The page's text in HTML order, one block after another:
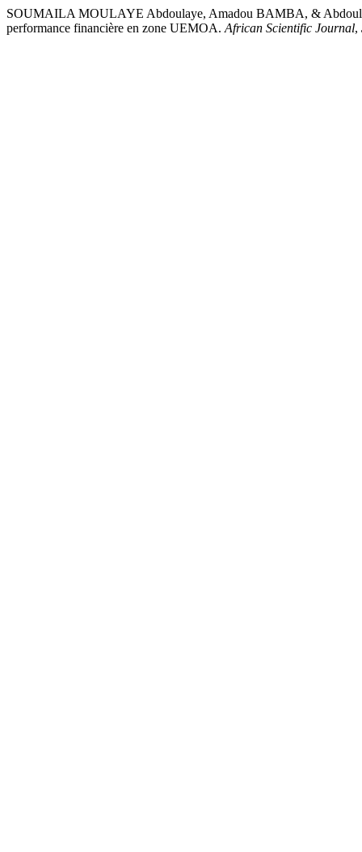
SOUMAILA MOULAYE Abdoulaye, Amadou BAMBA, &
performance financière en zone UEMOA. African Scientific Journal,